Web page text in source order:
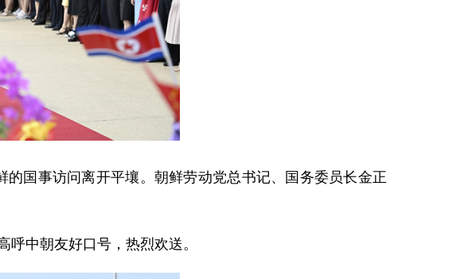
国事访问离开平壤。朝鲜劳动党总书记、国务委员长金正
中朝友好口号，热烈欢送。